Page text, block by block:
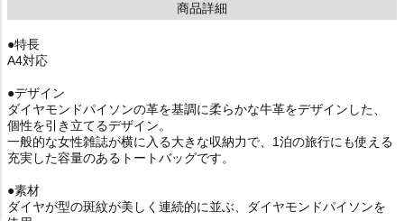
商品詳細
●特長
A4対応
●デザイン
ダイヤモンドパイソンの革を基調に柔らかな牛革をデザインした、
個性を引き立てるデザイン。
一般的な女性雑誌が横に入る大きな収納力で、1泊の旅行にも使える
充実した容量のあるトートバッグです。
●素材
ダイヤが型の斑紋が美しく連続的に並ぶ、ダイヤモンドパイソンを